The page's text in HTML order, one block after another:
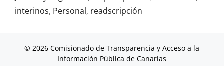
interinos, Personal, readscripción
© 2026 Comisionado de Transparencia y Acceso a la
Información Pública de Canarias